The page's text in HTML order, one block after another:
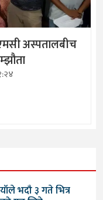
अस्पतालबीच
भदौ ३ गते भित्र